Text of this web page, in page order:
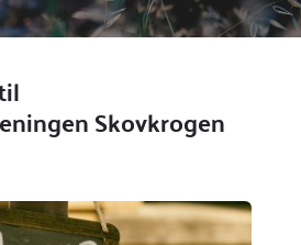
Skovkrogen